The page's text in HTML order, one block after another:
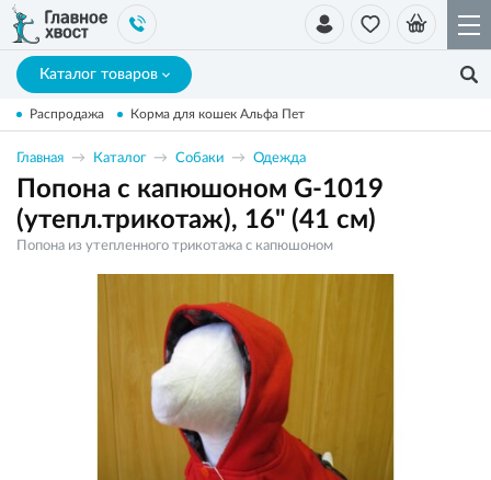
Каталог товаров
Распродажа Корма для кошек Альфа Пет
Главная Каталог Собаки Одежда
Попона с капюшоном G-1019
(утепл.трикотаж), 16" (41 см)
Попона из утепленного трикотажа с капюшоном